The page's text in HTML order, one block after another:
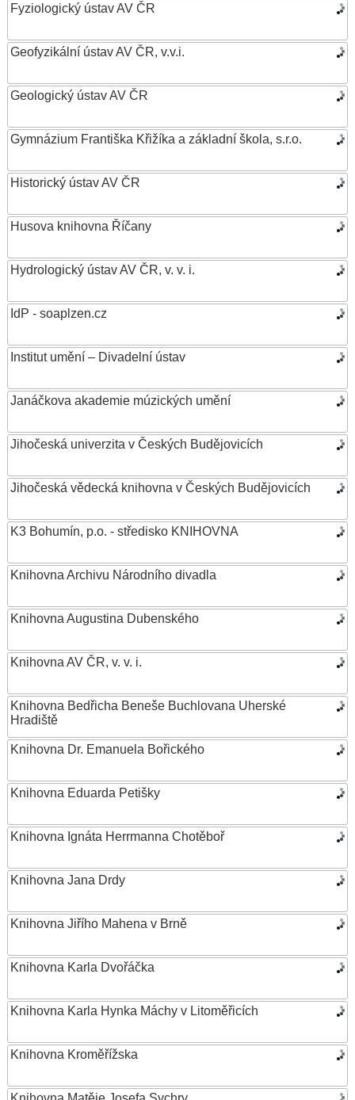
Fyziologický ústav AV ČR
Geofyzikální ústav AV ČR, v.v.i.
Geologický ústav AV ČR
Gymnázium Františka Křižíka a základní škola, s.r.o.
Historický ústav AV ČR
Husova knihovna Říčany
Hydrologický ústav AV ČR, v. v. i.
IdP - soaplzen.cz
Institut umění – Divadelní ústav
Janáčkova akademie múzických umění
Jihočeská univerzita v Českých Budějovicích
Jihočeská vědecká knihovna v Českých Budějovicích
K3 Bohumín, p.o. - středisko KNIHOVNA
Knihovna Archivu Národního divadla
Knihovna Augustina Dubenského
Knihovna AV ČR, v. v. i.
Knihovna Bedřicha Beneše Buchlovana Uherské
Hradiště
Knihovna Dr. Emanuela Bořického
Knihovna Eduarda Petišky
Knihovna Ignáta Herrmanna Chotěboř
Knihovna Jana Drdy
Knihovna Jiřího Mahena v Brně
Knihovna Karla Dvořáčka
Knihovna Karla Hynka Máchy v Litoměřicích
Knihovna Kroměřížska